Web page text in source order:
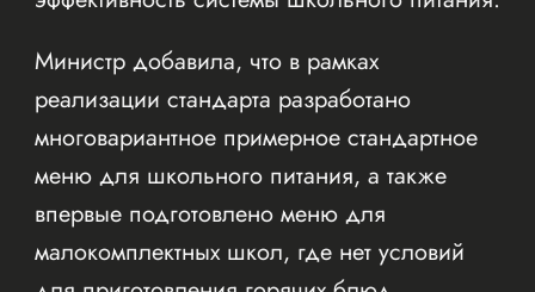
Министр добавила, что в рамках
реализации стандарта разработано
многовариантное примерное стандартное
меню для школьного питания, а также
впервые подготовлено меню для
малокомплектных школ, где нет условий